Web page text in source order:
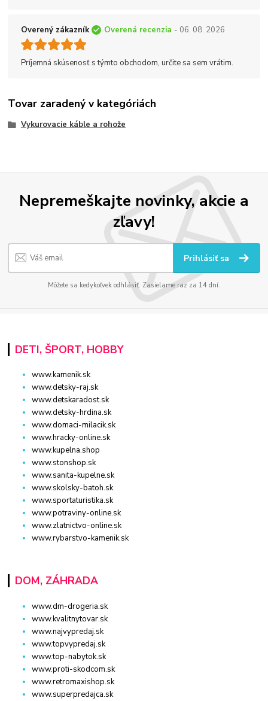
Overený zákazník Overená recenzia - 06. 08. 2026
Príjemná skúsenosť s týmto obchodom, určite sa sem vrátim.
Tovar zaradený v kategóriách
Vykurovacie káble a rohože
Nepremeškajte novinky, akcie a
zľavy!
Prihlásiť sa
Môžete sa kedykoľvek odhlásiť. Zasielame raz za 14 dní.
DETI, ŠPORT, HOBBY
www.kamenik.sk
www.detsky-raj.sk
www.detskaradost.sk
www.detsky-hrdina.sk
www.domaci-milacik.sk
www.hracky-online.sk
www.kupelna.shop
www.stonshop.sk
www.sanita-kupelne.sk
www.skolsky-batoh.sk
www.sportaturistika.sk
www.potraviny-online.sk
www.zlatnictvo-online.sk
www.rybarstvo-kamenik.sk
DOM, ZÁHRADA
www.dm-drogeria.sk
www.kvalitnytovar.sk
www.najvypredaj.sk
www.topvypredaj.sk
www.top-nabytok.sk
www.proti-skodcom.sk
www.retromaxishop.sk
www.superpredajca.sk